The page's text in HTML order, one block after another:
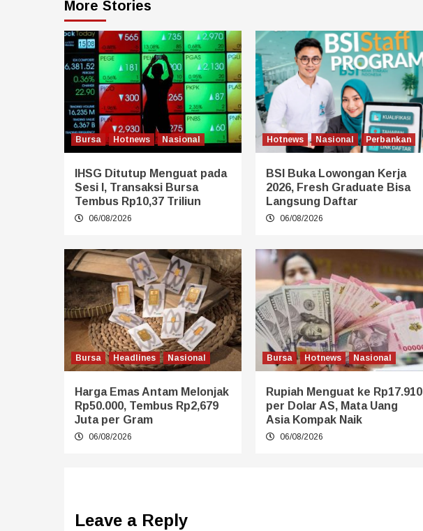
More Stories
Bursa Hotnews Nasional
IHSG Ditutup Menguat pada
Sesi I, Transaksi Bursa
Tembus Rp10,37 Triliun
06/08/2026
Hotnews Nasional Perbankan
BSI Buka Lowongan Kerja
2026, Fresh Graduate Bisa
Langsung Daftar
06/08/2026
Bursa Headlines Nasional
Harga Emas Antam Melonjak
Rp50.000, Tembus Rp2,679
Juta per Gram
06/08/2026
Bursa Hotnews Nasional
Rupiah Menguat ke Rp17.910
per Dolar AS, Mata Uang
Asia Kompak Naik
06/08/2026
Leave a Reply